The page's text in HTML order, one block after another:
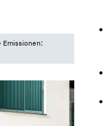
Emissionen: